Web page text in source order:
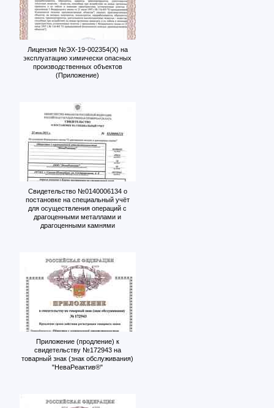
Лицензия №ЭХ-19-002354(Х) на
эксплуатацию химически опасных
производственных объектов
(Приложение)
Свидетельство №0140006134 о
постановке на специальный учёт
для осуществления операций с
драгоценными металлами и
драгоценными камнями
Приложение (продление) к
свидетельству №172943 на
товарный знак (знак обслуживания)
"НеваРеактив®"